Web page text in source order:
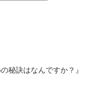
秘訣はなんですか？』